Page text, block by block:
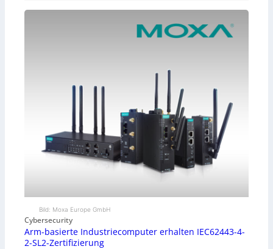
Bild: Moxa Europe GmbH
Cybersecurity
Arm-basierte Industriecomputer erhalten IEC62443-4-
2-SL2-Zertifizierung